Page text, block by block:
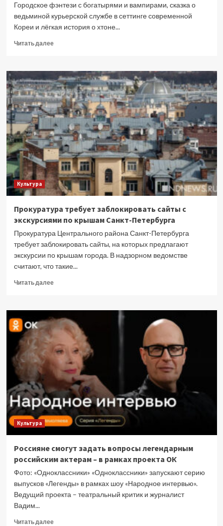
Городское фэнтези с богатырями и вампирами, сказка о
ведьминой курьерской службе в сеттинге современной
Кореи и лёгкая история о хтоне...
Читать далееПрочитать
Енот-
дворецкий,
хтонь
в
пальто
и
ведьмы:
подборка
уютных
фэнтези
для
тёплой
осени
Культура
Прокуратура требует заблокировать сайты с
экскурсиями по крышам Санкт-Петербурга
Прокуратура Центрального района Санкт-Петербурга
требует заблокировать сайты, на которых предлагают
экскурсии по крышам города. В надзорном ведомстве
считают, что такие...
Читать далееПрочитать
Прокуратура
требует
заблокировать
сайты
с
экскурсиями
крышам
Санкт-
Петербурга
Культура
Россияне смогут задать вопросы легендарным
российским актерам – в рамках проекта ОК
Фото: «Одноклассники» «Одноклассники» запускают серию
выпусков «Легенды» в рамках шоу «Народное интервью».
Ведущий проекта – театральный критик и журналист
Вадим...
Читать далееПрочитать